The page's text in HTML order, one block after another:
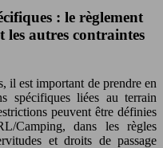
: le règlement
autres contraintes
il est important de prendre en
spécifiques liées au terrain
peuvent être définies
Camping, dans les règles
et droits de passage